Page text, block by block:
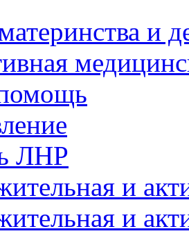
и
ЛНР
и
и